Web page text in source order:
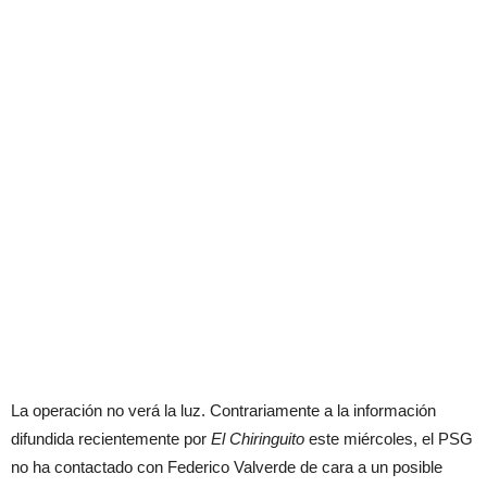
La operación no verá la luz. Contrariamente a la información
difundida recientemente por El Chiringuito este miércoles, el PSG
no ha contactado con Federico Valverde de cara a un posible